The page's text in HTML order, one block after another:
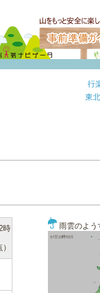
行
東
時 雨雲のよう